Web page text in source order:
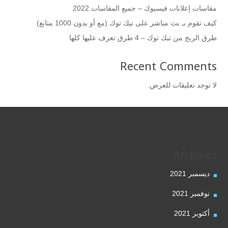
مقاسات إعلانات فيسبوك – جميع المقاسات 2022
كيف تقوم بـ بث مباشر على تيك توك (مع أو بدون 1000 متابع)
طرق الربح من تيك توك – 4 طرق تعرف عليها كلها
Recent Comments
لا توجد تعليقات للعرض.
ديسمبر 2021
نوفمبر 2021
أكتوبر 2021